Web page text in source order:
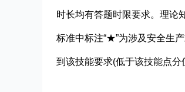
时长均有答题时限要求。理论
标准中标注“★”为涉及安全生
到该技能要求(低于该技能点分